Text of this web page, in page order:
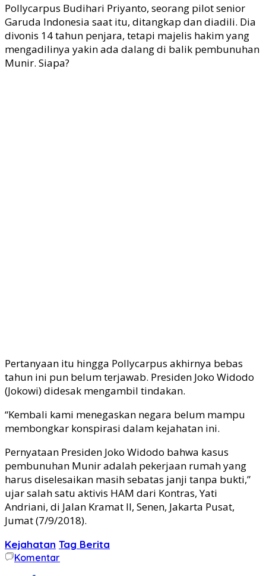
Pollycarpus Budihari Priyanto, seorang pilot senior
Garuda Indonesia saat itu, ditangkap dan diadili. Dia
divonis 14 tahun penjara, tetapi majelis hakim yang
mengadilinya yakin ada dalang di balik pembunuhan
Munir. Siapa?
Pertanyaan itu hingga Pollycarpus akhirnya bebas
tahun ini pun belum terjawab. Presiden Joko Widodo
(Jokowi) didesak mengambil tindakan.
“Kembali kami menegaskan negara belum mampu
membongkar konspirasi dalam kejahatan ini.
Pernyataan Presiden Joko Widodo bahwa kasus
pembunuhan Munir adalah pekerjaan rumah yang
harus diselesaikan masih sebatas janji tanpa bukti,”
ujar salah satu aktivis HAM dari Kontras, Yati
Andriani, di Jalan Kramat II, Senen, Jakarta Pusat,
Jumat (7/9/2018).
Kejahatan Tag Berita
Komentar